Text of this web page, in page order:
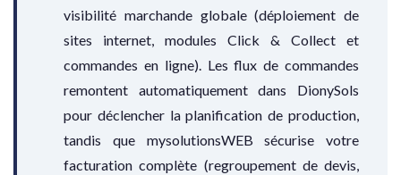
visibilité marchande globale (déploiement de
sites internet, modules Click & Collect et
commandes en ligne). Les flux de commandes
remontent automatiquement dans DionySols
pour déclencher la planification de production,
tandis que mysolutionsWEB sécurise votre
facturation complète (regroupement de devis,